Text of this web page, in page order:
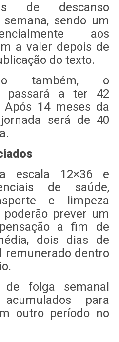
de descanso
sendo um
aos
a valer depois de
do texto.
também, o
passará a ter 42
Após 14 meses da
será de 40
escala 12×36 e
de saúde,
e limpeza
prever um
a fim de
dois dias de
remunerado dentro
folga semanal
para
outro período no